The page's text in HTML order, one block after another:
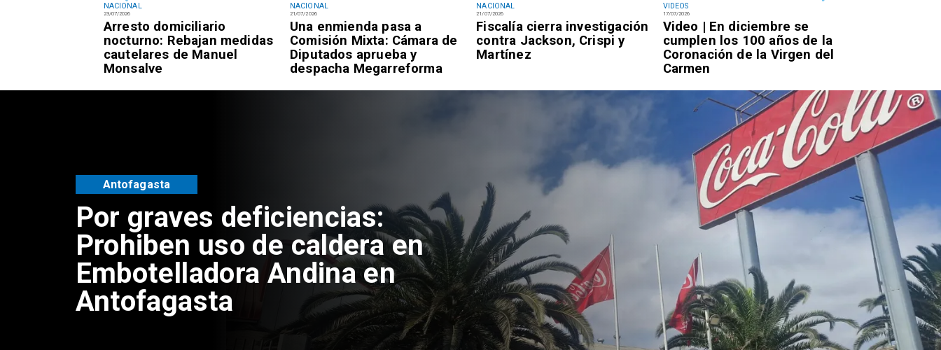
NACIONAL
23/07/2026
Arresto domiciliario
nocturno: Rebajan medidas
cautelares de Manuel
Monsalve
NACIONAL
21/07/2026
Una enmienda pasa a
Comisión Mixta: Cámara de
Diputados aprueba y
despacha Megarreforma
NACIONAL
21/07/2026
Fiscalía cierra investigación
contra Jackson, Crispi y
Martínez
VIDEOS
17/07/2026
Video | En diciembre se
cumplen los 100 años de la
Coronación de la Virgen del
Carmen
Mujer queda en prisión
preventiva por estafas con
falsos cupos de Serviu en
Antofagasta
Policial